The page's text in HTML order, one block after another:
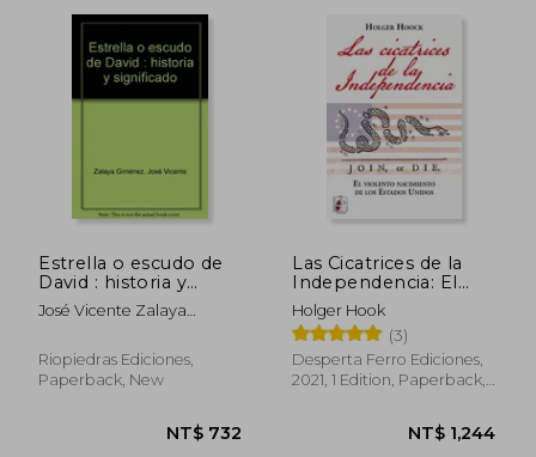
NT$
Estrella o escudo de
David : historia y
significado (in
Spanish)
José Vicente Zalaya
Riopiedras Ediciones,
Paperback, New
Las Cicatrices de la
Independencia: El
Violento Nacimiento
de los Estados Unidos
(in Spanish)
Holger Hook
(3)
Desperta Ferro Ediciones,
2021, 1 Edition, Paperback,